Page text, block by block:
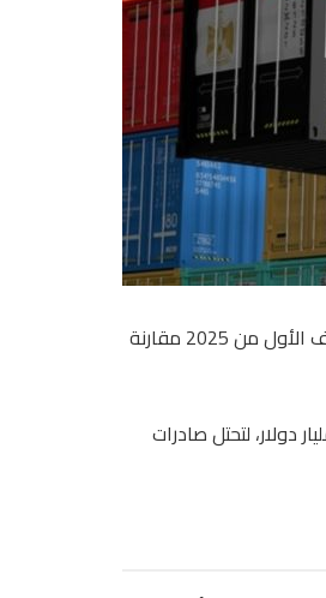
والأسمدة نمواً بنسبة 13٪ خلال النصف الأول من 2025 مقارنة
القطاع خلال النصف الأول من العام الحالي 4.6 مليار دولار مقارنة بـ 4.088 مليار دولار، لتحتل صادرات